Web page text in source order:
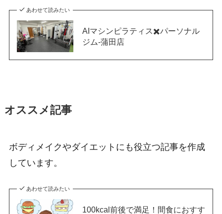
あわせて読みたい
AIマシンピラティス✖️パーソナル
ジム-蒲田店
オススメ記事
ボディメイクやダイエットにも役立つ記事を作成
しています。
あわせて読みたい
100kcal前後で満足！間食におすす